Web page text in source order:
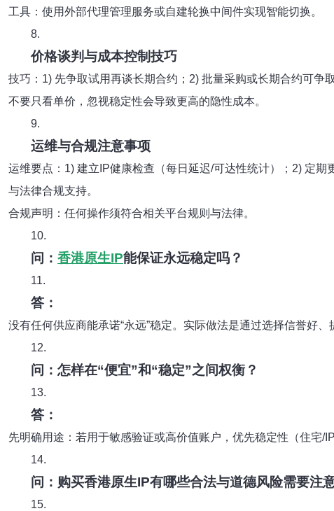
工具：使用外部代理管理服务或自建轮换中间件实现智能切换。
8.
价格谈判与成本控制技巧
技巧：1) 先争取试用再谈长期合约；2) 批量采购或长期合约可争
不要只看单价，忽视稳定性会导致更高的隐性成本。
9.
运维与合规注意事项
运维要点：1) 建立IP健康检查（每日延迟/可达性统计）；2) 定
与法律合规支持。
合规声明：任何操作须符合相关平台规则与法律。
10.
问： 香港原生IP能保证永远稳定吗？
11.
答：
没有任何供应商能承诺“永远”稳定。实际做法是通过选择信誉好
12.
问：怎样在“便宜”和“稳定”之间权衡？
13.
答：
先明确用途：若用于敏感验证或高价值账户，优先稳定性（住宅/
14.
问：购买香港原生IP有哪些合法与道德风险需要注
15.